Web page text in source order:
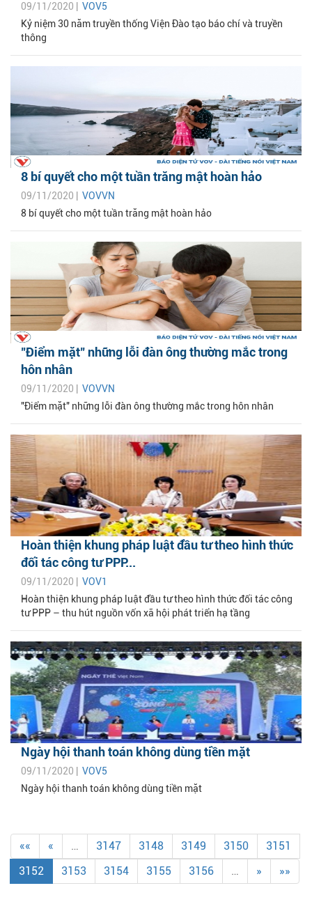
09/11/2020 | VOV5
Kỷ niệm 30 năm truyền thống Viện Đào tạo báo chí và truyền
thông
8 bí quyết cho một tuần trăng mật hoàn hảo
09/11/2020 | VOVVN
8 bí quyết cho một tuần trăng mật hoàn hảo
"Điểm mặt" những lỗi đàn ông thường mắc trong
hôn nhân
09/11/2020 | VOVVN
"Điểm mặt" những lỗi đàn ông thường mắc trong hôn nhân
Hoàn thiện khung pháp luật đầu tư theo hình thức
đối tác công tư PPP...
09/11/2020 | VOV1
Hoàn thiện khung pháp luật đầu tư theo hình thức đối tác công
tư PPP – thu hút nguồn vốn xã hội phát triển hạ tầng
Ngày hội thanh toán không dùng tiền mặt
09/11/2020 | VOV5
Ngày hội thanh toán không dùng tiền mặt
«« « … 3147 3148 3149 3150
3151
3152
3153 3154 3155 3156 … » »»